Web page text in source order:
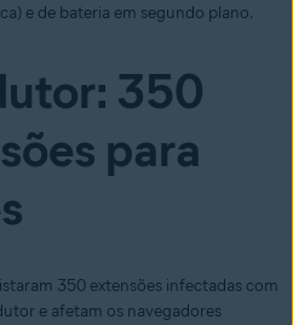
e de bateria em segundo plano.
350
para
350 extensões infectadas com
e afetam os navegadores